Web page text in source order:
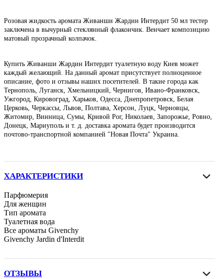
Розовая жидкость аромата Живанши Жардин Интердит 50 мл тестер
заключена в вычурный стеклянный флакончик. Венчает композицию
матовый прозрачный колпачок.
Купить Живанши Жардин Интердит туалетную воду Киев может
каждый желающий. На данный аромат присутствует полноценное
описание, фото и отзывы наших посетителей. В такие города как
Тернополь, Луганск, Хмельницкий, Чернигов, Ивано-Франковск,
Ужгород, Кировоград, Харьков, Одесса, Днепропетровск, Белая
Церковь, Черкассы, Львов, Полтава, Херсон, Луцк, Черновцы,
Житомир, Винница, Сумы, Кривой Рог, Николаев, Запорожье, Ровно,
Донецк, Мариуполь и т. д. доставка аромата будет производится
почтово-транспортной компанией "Новая Почта" Украина.
ХАРАКТЕРИСТИКИ
Парфюмерия
Для женщин
Тип аромата
Туалетная вода
Все ароматы Givenchy
Givenchy Jardin d'Interdit
ОТЗЫВЫ